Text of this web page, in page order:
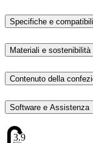
Specifiche e
Materiali e sostenibilità
Contenuto della
Software e Assistenza
3.97